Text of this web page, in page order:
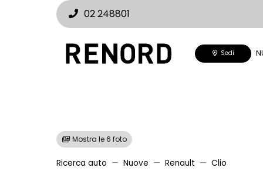
02 248801
Sedi
Mostra le 6 foto
Ricerca auto Nuove Renault Clio